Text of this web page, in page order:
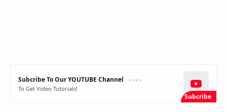
Subcribe To Our YOUTUBE Channel
To Get Video Tutorials!